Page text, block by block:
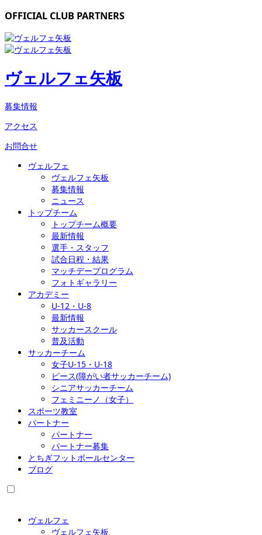
OFFICIAL CLUB PARTNERS
ヴェルフェ矢板
募集情報
アクセス
お問合せ
ヴェルフェ
ヴェルフェ矢板
募集情報
ニュース
トップチーム
トップチーム概要
最新情報
選手・スタッフ
試合日程・結果
マッチデープログラム
フォトギャラリー
アカデミー
U-12・U-8
最新情報
サッカースクール
普及活動
サッカーチーム
女子U-15・U-18
ピース(障がい者サッカーチーム)
シニアサッカーチーム
フェミニーノ（女子）
スポーツ教室
パートナー
パートナー
パートナー募集
とちぎフットボールセンター
ブログ
ヴェルフェ
ヴェルフェ矢板